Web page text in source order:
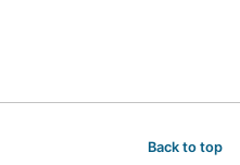
Back to top